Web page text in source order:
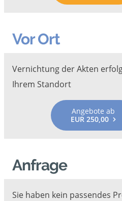
Vor Ort
Vernichtung der Akten
Ihrem Standort
Angebote ab
EUR 250,00
Anfrage
Sie haben kein passendes